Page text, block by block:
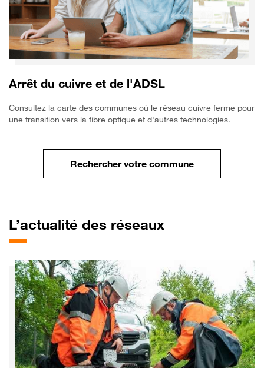
Arrêt du cuivre et de l'ADSL
Consultez la carte des communes où le réseau cuivre ferme pour
une transition vers la fibre optique et d'autres technologies.
Rechercher votre commune
L’actualité des réseaux